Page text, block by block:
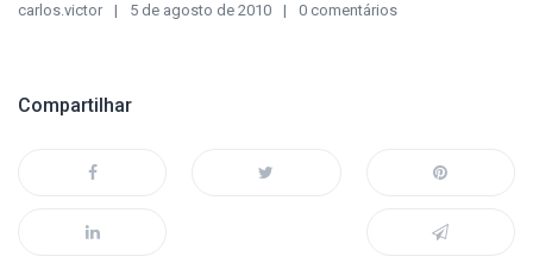
carlos.victor 5 de agosto de 2010 0 comentários
Compartilhar